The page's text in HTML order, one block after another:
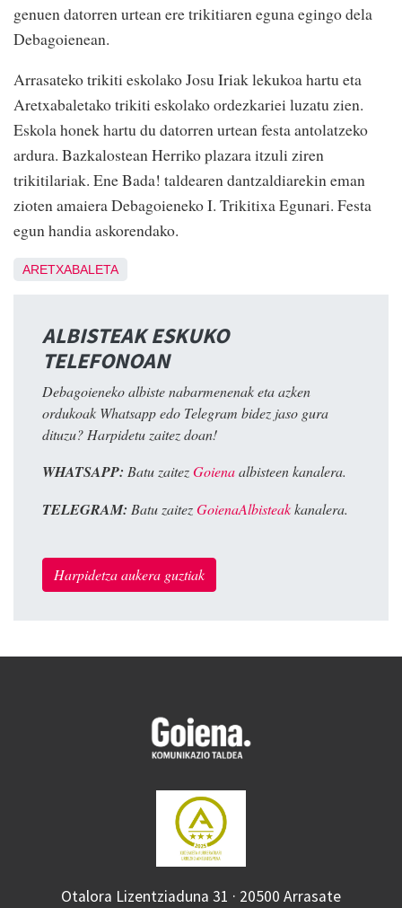
genuen datorren urtean ere trikitiaren eguna egingo dela
Debagoienean.
Arrasateko trikiti eskolako Josu Iriak lekukoa hartu eta
Aretxabaletako trikiti eskolako ordezkariei luzatu zien.
Eskola honek hartu du datorren urtean festa antolatzeko
ardura. Bazkalostean Herriko plazara itzuli ziren
trikitilariak. Ene Bada! taldearen dantzaldiarekin eman
zioten amaiera Debagoieneko I. Trikitixa Egunari. Festa
egun handia askorendako.
ARETXABALETA
ALBISTEAK ESKUKO
TELEFONOAN
Debagoieneko albiste nabarmenenak eta azken
ordukoak Whatsapp edo Telegram bidez jaso gura
dituzu? Harpidetu zaitez doan!
WHATSAPP: Batu zaitezGoienaalbisteen kanalera.
TELEGRAM: Batu zaitezGoienaAlbisteakkanalera.
Harpidetza aukera guztiak
Otalora Lizentziaduna 31 · 20500 Arrasate